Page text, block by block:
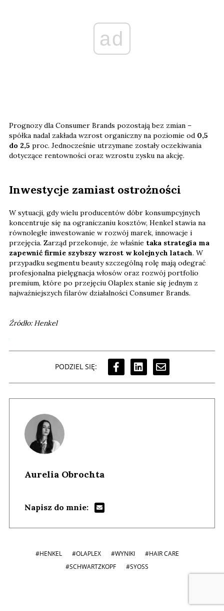
ad
Prognozy dla Consumer Brands pozostają bez zmian –
spółka nadal zakłada wzrost organiczny na poziomie od 0,5
do 2,5 proc. Jednocześnie utrzymane zostały oczekiwania
dotyczące rentowności oraz wzrostu zysku na akcję.
Inwestycje zamiast ostrożności
W sytuacji, gdy wielu producentów dóbr konsumpcyjnych
koncentruje się na ograniczaniu kosztów, Henkel stawia na
równoległe inwestowanie w rozwój marek, innowacje i
przejęcia. Zarząd przekonuje, że właśnie taka strategia ma
zapewnić firmie szybszy wzrost w kolejnych latach. W
przypadku segmentu beauty szczególną rolę mają odegrać
profesjonalna pielęgnacja włosów oraz rozwój portfolio
premium, które po przejęciu Olaplex stanie się jednym z
najważniejszych filarów działalności Consumer Brands.
Źródło: Henkel
PODZIEL SIĘ:
Aurelia Obrochta
Napisz do mnie:
#HENKEL #OLAPLEX #WYNIKI
#HAIR CARE
#SCHWARTZKOPF
#SYOSS